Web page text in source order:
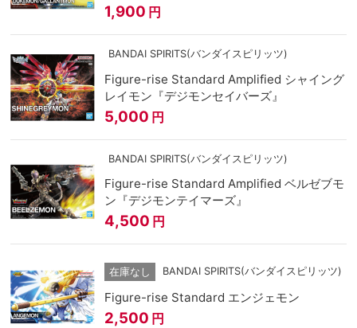
1,900 円
BANDAI SPIRITS(バンダイスピリッツ)
Figure-rise Standard Amplified シャイング
レイモン『デジモンセイバーズ』
5,000 円
BANDAI SPIRITS(バンダイスピリッツ)
Figure-rise Standard Amplified ベルゼブモ
ン『デジモンテイマーズ』
4,500 円
在庫なし BANDAI SPIRITS(バンダイスピリッツ)
Figure-rise Standard エンジェモン
2,500 円